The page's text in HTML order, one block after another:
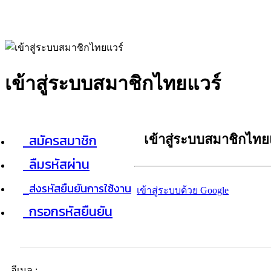
เข้าสู่ระบบสมาชิกไทยแวร์
สมัครสมาชิก
ลืมรหัสผ่าน
ส่งรหัสยืนยันการใช้งาน
กรอกรหัสยืนยัน
เข้าสู่ระบบสมาชิกไท
เข้าสู่ระบบด้วย Google